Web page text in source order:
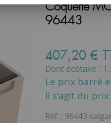
Coquette
96443
407,20 €
Dont écotaxe :
Le prix barré
Il s'agit du
Réf. : 96443-